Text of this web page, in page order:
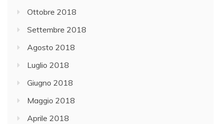
Ottobre 2018
Settembre 2018
Agosto 2018
Luglio 2018
Giugno 2018
Maggio 2018
Aprile 2018